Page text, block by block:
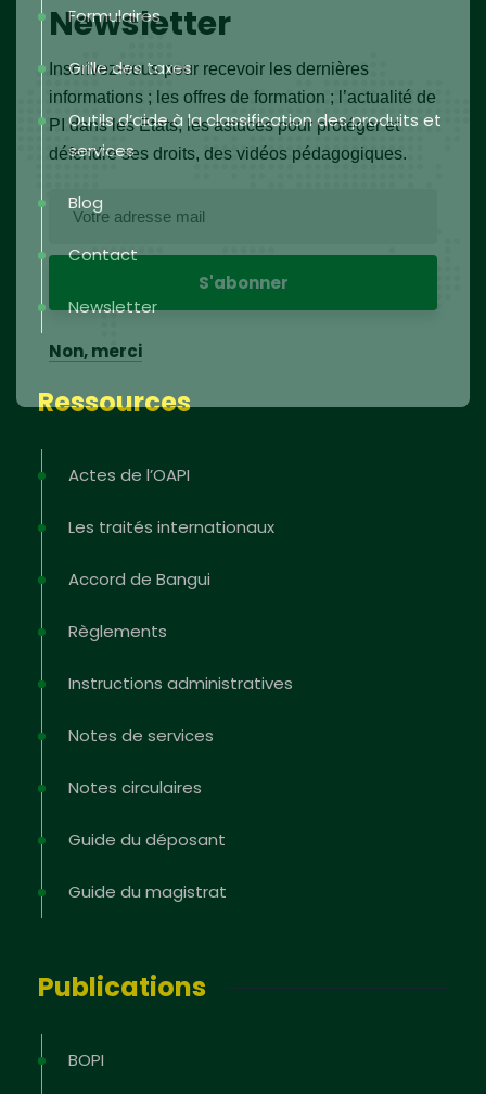
Formulaires
Grille des taxes
Outils d’aide à la classification des produits et
services
Blog
Contact
Newsletter
Ressources
Actes de l’OAPI
Les traités internationaux
Accord de Bangui
Règlements
Instructions administratives
Notes de services
Notes circulaires
Guide du déposant
Guide du magistrat
Publications
BOPI
Newsletter
Inscrivez-vous pour recevoir les dernières
informations ; les offres de formation ; l’actualité de
PI dans les Etats, les astuces pour protéger et
défendre ses droits, des vidéos pédagogiques.
Non, merci